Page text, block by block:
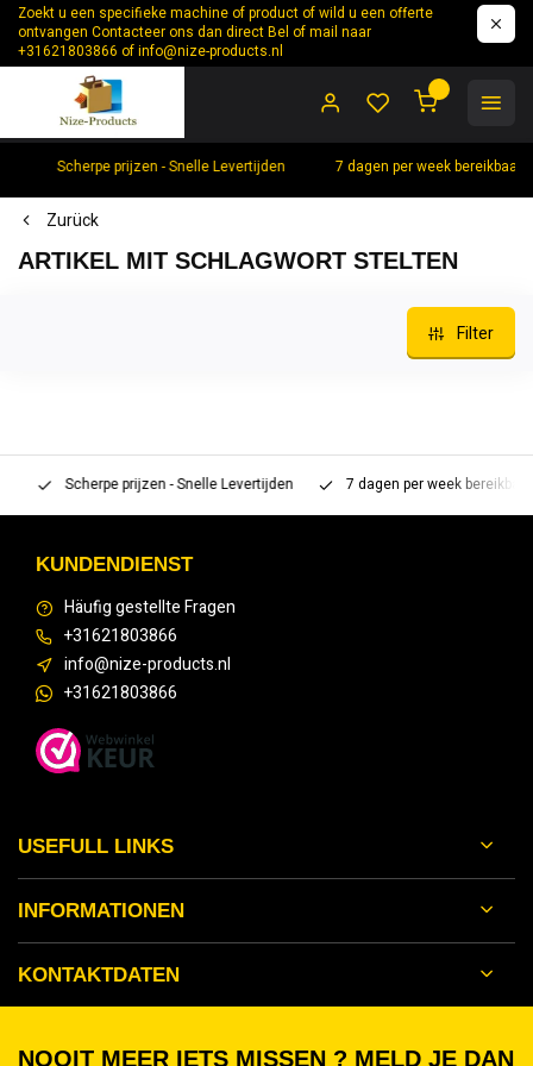
Zoekt u een specifieke machine of product of wild u een offerte
ontvangen Contacteer ons dan direct Bel of mail naar
+31621803866 ofinfo@nize-products.nl
Scherpe prijzen - Snelle Levertijden 7 dagen per week bereikbaar
Zurück
ARTIKEL MIT SCHLAGWORT STELTEN
Filter
Scherpe prijzen - Snelle Levertijden 7 dagen per week bereikbaar
KUNDENDIENST
Häufig gestellte Fragen
+31621803866
info@nize-products.nl
+31621803866
USEFULL LINKS
INFORMATIONEN
KONTAKTDATEN
NOOIT MEER IETS MISSEN ? MELD JE DAN